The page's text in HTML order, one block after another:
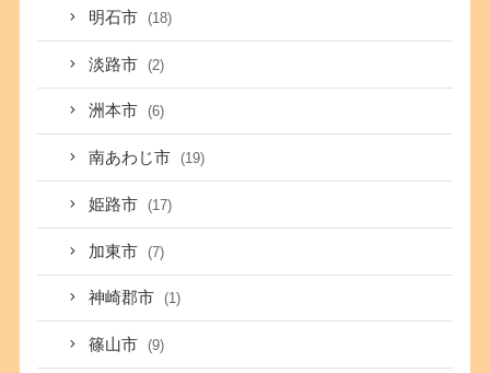
明石市 (18)
淡路市 (2)
洲本市 (6)
南あわじ市 (19)
姫路市 (17)
加東市 (7)
神崎郡市 (1)
篠山市 (9)